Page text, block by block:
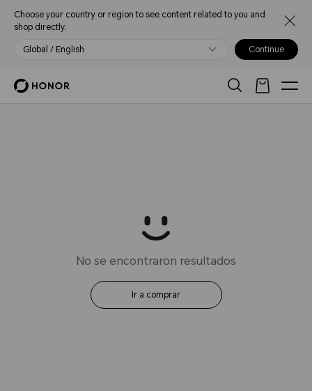
Choose your country or region to see content related to you and
shop directly.
Global / English Continue
No se encontraron resultados
Ir a comprar